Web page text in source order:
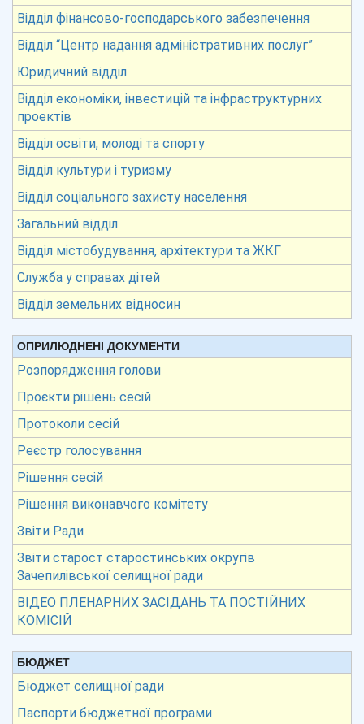
Відділ фінансово-господарського забезпечення
Відділ “Центр надання адміністративних послуг”
Юридичний відділ
Відділ економіки, інвестицій та інфраструктурних
проектів
Відділ освіти, молоді та спорту
Відділ культури і туризму
Відділ соціального захисту населення
Загальний відділ
Відділ містобудування, архітектури та ЖКГ
Служба у справах дітей
Відділ земельних відносин
ОПРИЛЮДНЕНІ ДОКУМЕНТИ
Розпорядження голови
Проєкти рішень сесій
Протоколи сесій
Реєстр голосування
Рішення сесій
Рішення виконавчого комітету
Звіти Ради
Звіти старост старостинських округів
Зачепилівської селищної ради
ВІДЕО ПЛЕНАРНИХ ЗАСІДАНЬ ТА ПОСТІЙНИХ
КОМІСІЙ
БЮДЖЕТ
Бюджет селищної ради
Паспорти бюджетної програми